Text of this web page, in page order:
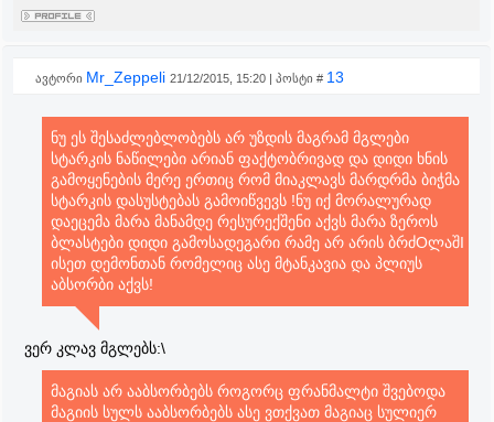
ავტორი Mr_Zeppeli 21/12/2015, 15:20 | პოსტი # 13
ნუ ეს შესაძლებლობებს არ უზდის მაგრამ მგლები
სტარკის ნაწილები არიან ფაქტობრივად და დიდი ხნის
გამოყენების მერე ერთიც რომ მიაკლავს მარდრმა ბიჭმა
სტარკის დასუსტებას გამოიწვევს !ნუ იქ მორალურად
დაეცემა მარა მანამდე რესურექშენი აქვს მარა ზეროს
ბლასტები დიდი გამოსადეგარი რამე არ არის ბრძOლაშI
ისეთ დემონთან რომელიც ასე მტანკავია და პლიუს
აბსორბი აქვს!
ვერ კლავ მგლებს:\
მაგიას არ ააბსორბებს როგორც ფრანმალტი შვებოდა
მაგიის სულს ააბსორბებს ასე ვთქვათ მაგიაც სულიერ